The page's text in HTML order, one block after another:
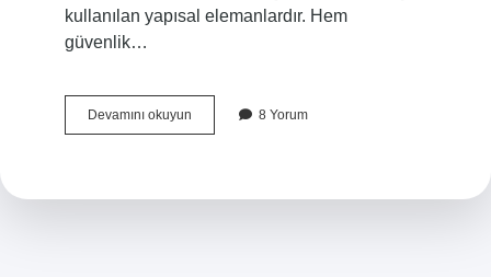
kullanılan yapısal elemanlardır. Hem
güvenlik…
Devamını okuyunKüpeşte
Demiri
8 Yorum